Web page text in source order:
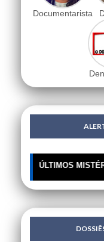
Documentarista
🔥 ÚLTIMOS